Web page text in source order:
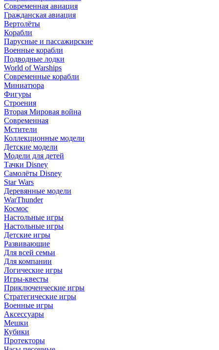
Современная авиация
Гражданская авиация
Вертолёты
Корабли
Парусные и пассажирские
Военные корабли
Подводные лодки
World of Warships
Современные корабли
Миниатюра
Фигуры
Строения
Вторая Мировая война
Современная
Мстители
Коллекционные модели
Детские модели
Модели для детей
Тачки Disney
Самолёты Disney
Star Wars
Деревянные модели
WarThunder
Космос
Настольные игры
Настольные игры
Детские игры
Развивающие
Для всей семьи
Для компании
Логические игры
Игры-квесты
Приключенческие игры
Стратегические игры
Военные игры
Аксессуары
Мешки
Кубики
Протекторы